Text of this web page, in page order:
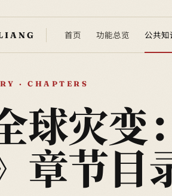
首页 功能总览 公共
· CHAPTERS
球灾
章节目